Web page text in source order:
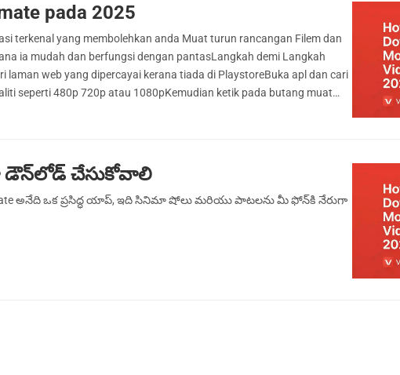
pada 2025
terkenal yang membolehkan anda Muat turun rancangan Filem dan
ia mudah dan berfungsi dengan pantasLangkah demi Langkah
web yang dipercayai kerana tiada di PlaystoreBuka apl dan cari
seperti 480p 720p atau 1080pKemudian ketik pada butang muat
డౌన్‌లోడ్ చేసుకోవాలి
అనేది ఒక ప్రసిద్ధ యాప్, ఇది సినిమా షోలు మరియు పాటలను మీ ఫోన్‌కి నేరుగా